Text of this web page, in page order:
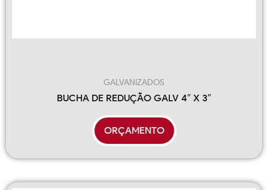
GALVANIZADOS
BUCHA DE REDUÇÃO GALV 4″ X 3″
ORÇAMENTO